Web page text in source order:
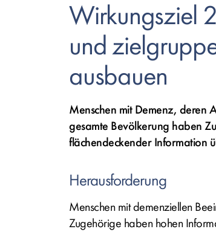
Wirkungsziel
und
ausbauen
Menschen mit Demenz, deren
gesamte Bevölkerung haben
flächendeckender Information
Herausforderung
Menschen mit demenziellen
Zugehörige haben hohen